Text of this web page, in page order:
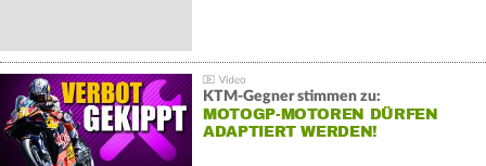
KTM-Gegner stimmen zu:
MOTOGP-MOTOREN DÜRFEN
ADAPTIERT WERDEN!